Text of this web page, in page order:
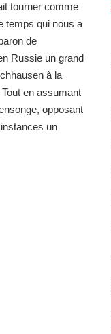
tourner comme
temps qui nous a
de
Russie un grand
à la
en assumant
opposant
un